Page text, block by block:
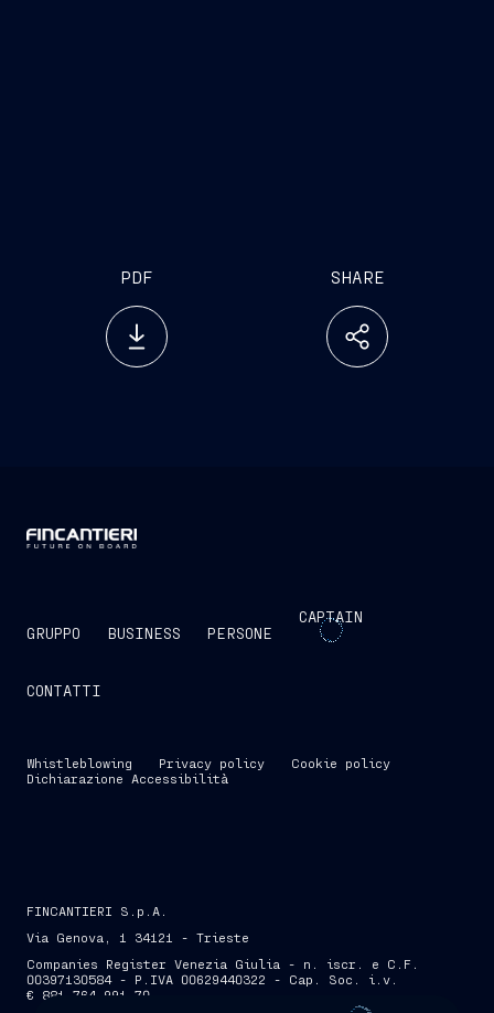
PDF SHARE
GRUPPO BUSINESS PERSONE
CAPTAIN
CONTATTI
Whistleblowing Privacy policy
Cookie policy
Dichiarazione Accessibilità
FINCANTIERI S.p.A.
Via Genova, 1 34121 - Trieste
Companies Register Venezia Giulia - n. iscr. e C.F.
00397130584 - P.IVA 00629440322 - Cap. Soc. i.v.
€ 881.764.991,70